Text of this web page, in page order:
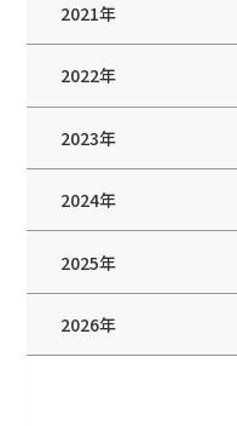
2021年
2022年
2023年
2024年
2025年
2026年